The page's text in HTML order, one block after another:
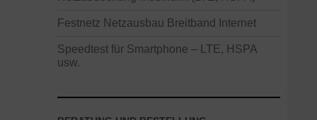
Festnetz Netzausbau Breitband Internet
Speedtest für Smartphone – LTE, HSPA
usw.